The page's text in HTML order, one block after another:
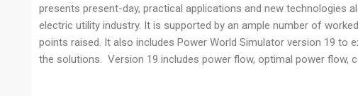
presents present-day, practical applications and new technologies
electric utility industry. It is supported by an ample number of
points raised. It also includes Power World Simulator version 19
the solutions. Version 19 includes power flow, optimal power flow,